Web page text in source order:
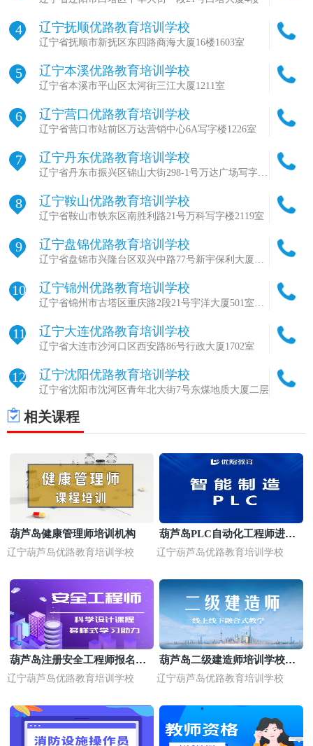
4 辽宁抚顺优路教育培训学校
辽宁省抚顺市新抚区东四路商海大厦16楼1603室
5 辽宁本溪优路教育培训学校
辽宁省本溪市平山区太河街三江大厦1211室
6 辽宁营口优路教育培训学校
辽宁省营口市站前区万达营销中心6A写字楼1226室
7 辽宁丹东优路教育培训学校
辽宁省丹东市振兴区锦山大街298-1号万达广场写字楼
8 辽宁鞍山优路教育培训学校
辽宁省鞍山市铁东区南胜利路21号万科写字楼2119室
9 辽宁盘锦优路教育培训学校
辽宁省盘锦市兴隆台区双兴中路77号新宇保利大厦
10 辽宁锦州优路教育培训学校
辽宁省锦州市古塔区重庆路2段21号宇洋大厦501室
11 辽宁大连优路教育培训学校
辽宁省大连市沙河口区西安路86号行政大厦1702室
12 辽宁沈阳优路教育培训学校
辽宁省沈阳市沈河区青年北大街7号东煤地质大厦二层
相关课程
葫芦岛健康管理师培训机构
辽宁葫芦岛优路教育培训学校
葫芦岛PLC自动化工程师进阶
培训班
辽宁葫芦岛优路教育培训学校
葫芦岛注册安全工程师报名时
间
辽宁葫芦岛优路教育培训学校
葫芦岛二级建造师培训学校哪
家好
辽宁葫芦岛优路教育培训学校